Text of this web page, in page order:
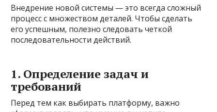
Внедрение новой системы — это всегда сложный
процесс с множеством деталей. Чтобы сделать
его успешным, полезно следовать четкой
последовательности действий.
1. Определение задач и
требований
Перед тем как выбирать платформу, важно